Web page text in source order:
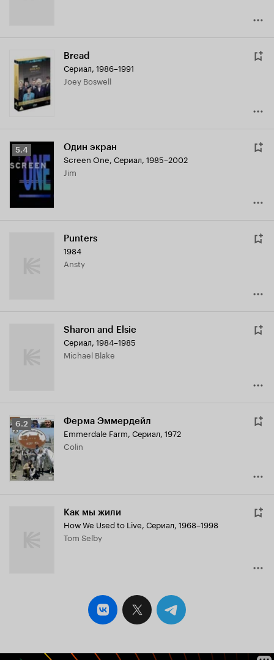
Bread
Сериал, 1986–1991
Joey Boswell
Рейтинг
Кинопоиска
5.4 Один экран
Screen One, Сериал, 1985–2002
Jim
Punters
1984
Ansty
Sharon and Elsie
Сериал, 1984–1985
Michael Blake
Рейтинг
Кинопоиска
6.2
6.2 Ферма Эммердейл
Emmerdale Farm, Сериал, 1972
Colin
Как мы жили
How We Used to Live, Сериал, 1968–1998
Tom Selby